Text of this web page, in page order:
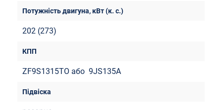
202 (273)
ZF9S1315TO або 9JS135A